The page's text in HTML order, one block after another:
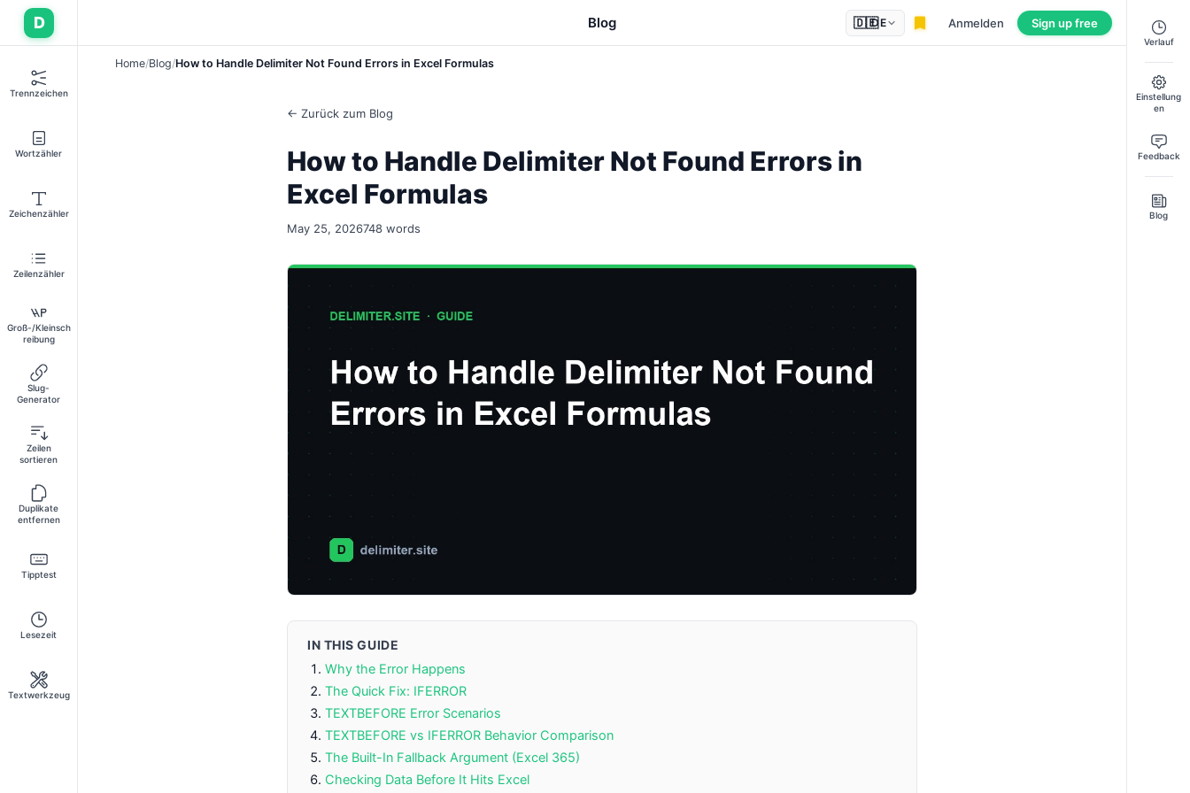
D
Trennzeichen
Wortzähler
Zeichenzähler
Zeilenzähler
Groß-/Kleinsch
reibung
Slug-
Generator
Zeilen
sortieren
Duplikate
entfernen
Tipptest
Lesezeit
Textwerkzeug
Blog 🇩🇪DE Anmelden Sign upfree
Home Blog How to Handle Delimiter Not Found Errors in Excel Formulas
← Zurück zum Blog
How to Handle Delimiter Not Found Errors in
Excel Formulas
May 25, 2026748 words
IN THIS GUIDE
Why the Error Happens
The Quick Fix: IFERROR
TEXTBEFORE Error Scenarios
TEXTBEFORE vs IFERROR Behavior Comparison
The Built-In Fallback Argument (Excel 365)
Checking Data Before It Hits Excel
Verlauf
Einstellung
en
Feedback
Blog